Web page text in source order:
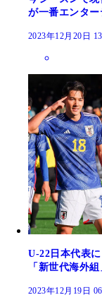
が一番エンター
2023年12月20日
U-22日本代表
「新世代海外
2023年12月19日